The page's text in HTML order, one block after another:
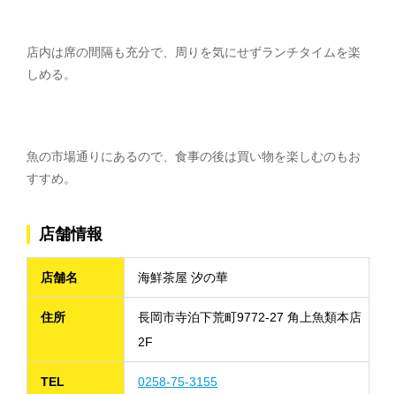
店内は席の間隔も充分で、周りを気にせずランチタイムを楽
しめる。
魚の市場通りにあるので、食事の後は買い物を楽しむのもお
すすめ。
店舗情報
店舗名 海鮮茶屋 汐の華
住所
長岡市寺泊下荒町9772-27 角上魚類本店
2F
TEL 0258-75-3155